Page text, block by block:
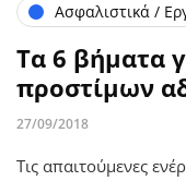
Ασφαλιστικά /
Τα 6 βήματα
προστίμων
27/09/2018
Τις απαιτούμενες